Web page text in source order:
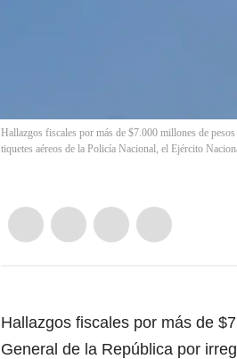
Hallazgos fiscales por más de $7.000 millones de
tiquetes aéreos de la Policía Nacional, el Ejército
Hallazgos fiscales por más de
General de la República por